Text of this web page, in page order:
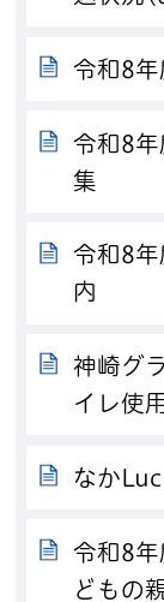
令和8
令和8
集
令和8
内
神崎グ
イレ使
なか
令和8
どもの